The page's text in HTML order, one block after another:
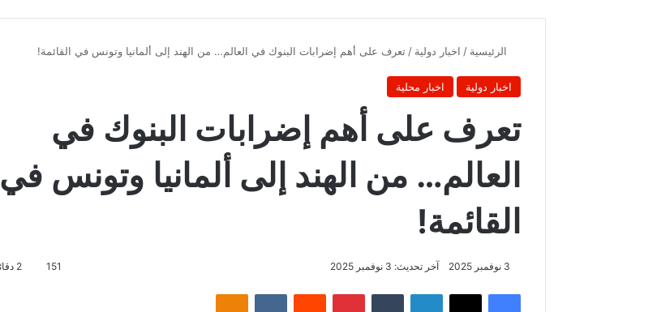
الرئيسية / اخبار دولية / تعرف على أهم إضرابات البنوك في العالم… من الهند إلى ألمانيا وتونس في القائمة!
اخبار دولية اخبار محلية
تعرف على أهم إضرابات البنوك في
العالم… من الهند إلى ألمانيا وتونس في
القائمة!
3 نوفمبر 2025 آخر تحديث: 3 نوفمبر 2025 151 2 دقائق
فيسبوك لينكدإن بينتيريست